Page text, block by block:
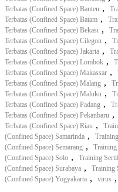
Terbatas (Confined Space) Banten ,
Terbatas (Confined Space) Batam ,
Terbatas (Confined Space) Bekasi ,
Terbatas (Confined Space) Cilegon ,
Terbatas (Confined Space) Jakarta ,
Terbatas (Confined Space) Lombok ,
Terbatas (Confined Space) Makassar ,
Terbatas (Confined Space) Malang ,
Terbatas (Confined Space) Maluku ,
Terbatas (Confined Space) Padang ,
Terbatas (Confined Space) Pekanbaru ,
Terbatas (Confined Space) Riau ,
(Confined Space) Samarinda ,
(Confined Space) Semarang ,
Training
(Confined Space) Solo ,
Training
(Confined Space) Surabaya ,
Training
(Confined Space) Yogyakarta , virus ,